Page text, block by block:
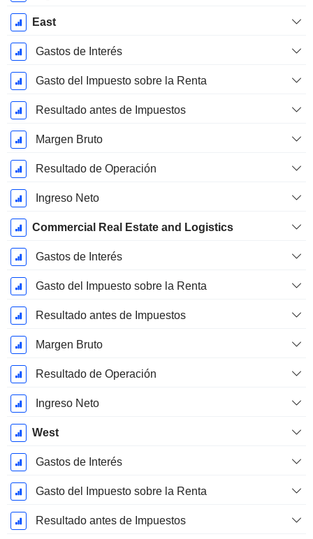
East
Gastos de Interés
Gasto del Impuesto sobre la Renta
Resultado antes de Impuestos
Margen Bruto
Resultado de Operación
Ingreso Neto
Commercial Real Estate and Logistics
Gastos de Interés
Gasto del Impuesto sobre la Renta
Resultado antes de Impuestos
Margen Bruto
Resultado de Operación
Ingreso Neto
West
Gastos de Interés
Gasto del Impuesto sobre la Renta
Resultado antes de Impuestos